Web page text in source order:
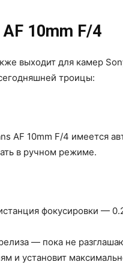
10mm F/4
выходит для камер
троицы:
AF 10mm F/4 имеется
в ручном режиме.
фокусировки —
— пока не
и установит